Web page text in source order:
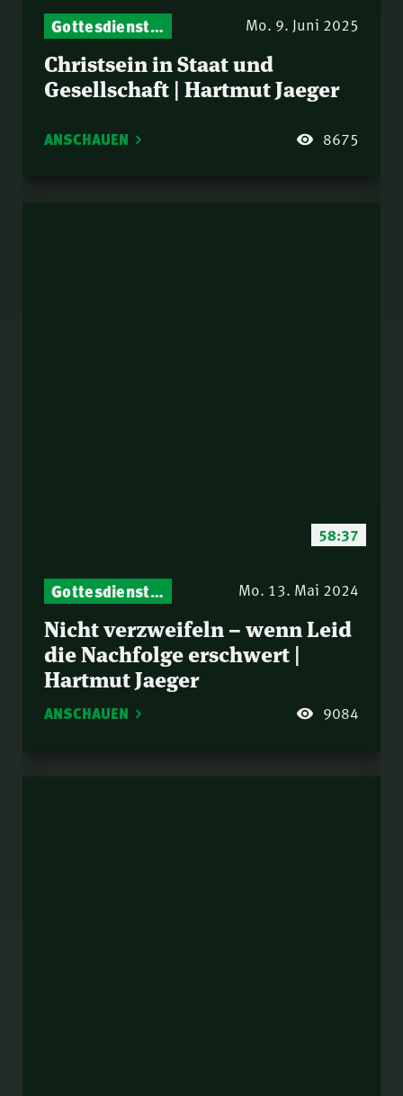
Gottesdienst-Botschaften – Jeden Sonntag neu: Aktuelle Predigten vom Mitternachtsruf Mo. 9. Juni 2025
Christsein in Staat und
Gesellschaft | Hartmut Jaeger
ANSCHAUEN 8675
58:37
Gottesdienst-Botschaften – Jeden Sonntag neu: Aktuelle Predigten vom Mitternachtsruf Mo. 13. Mai 2024
Nicht verzweifeln – wenn Leid
die Nachfolge erschwert |
Hartmut Jaeger
ANSCHAUEN 9084